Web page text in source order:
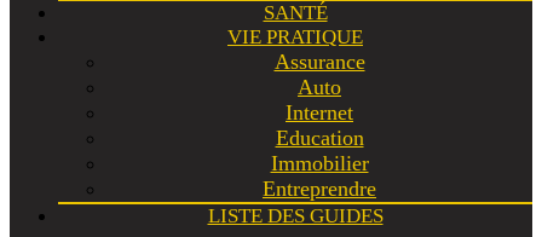
SANTÉ
VIE PRATIQUE
Assurance
Auto
Internet
Education
Immobilier
Entreprendre
LISTE DES GUIDES